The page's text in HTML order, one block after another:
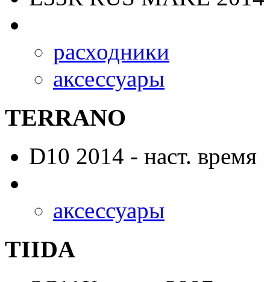
расходники
аксессуары
TERRANO
D10 2014 - наст. время
аксессуары
TIIDA